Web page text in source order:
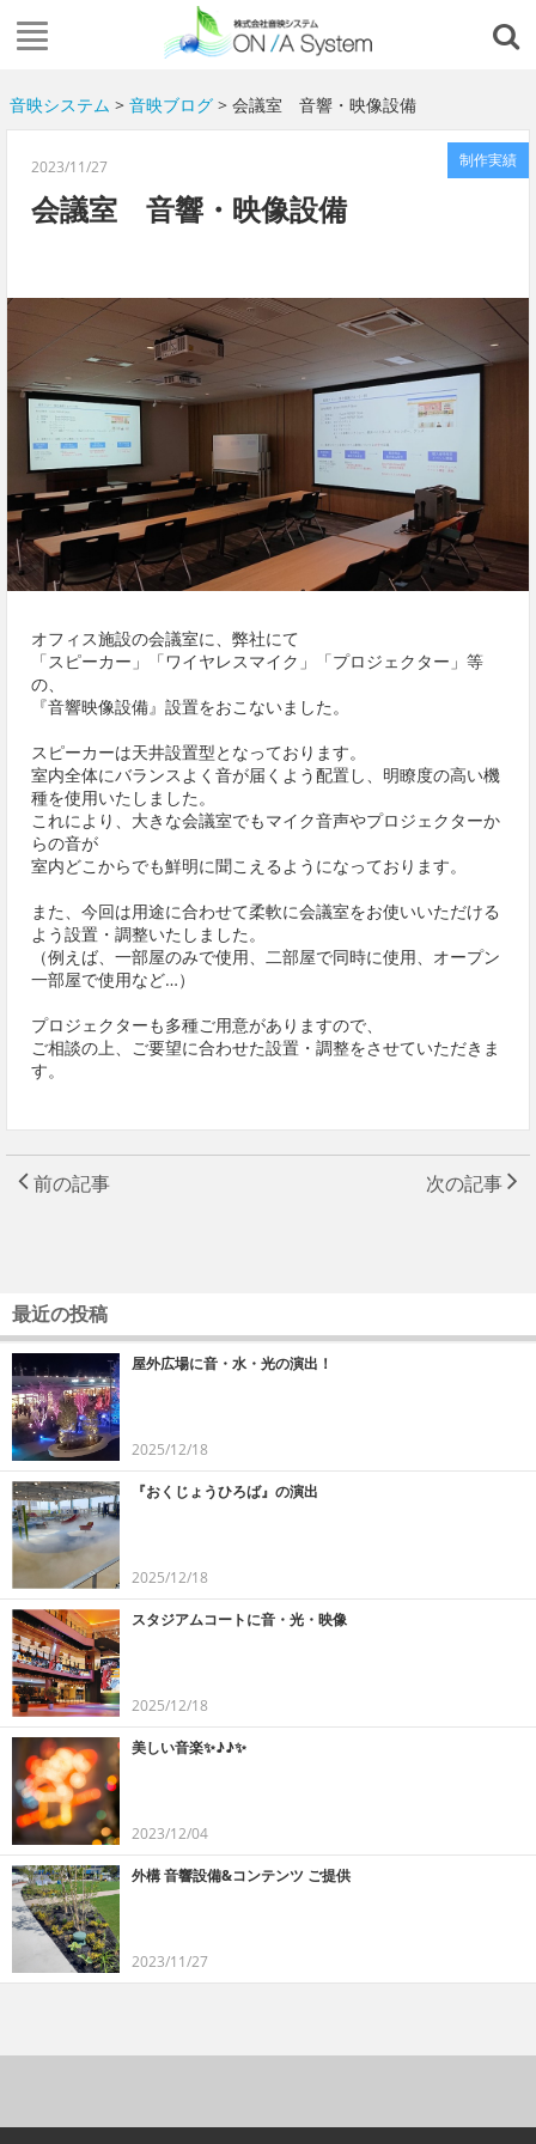
音映システム > 音映ブログ> 会議室 音響・映像設備
制作実績
2023/11/27
会議室 音響・映像設備
オフィス施設の会議室に、弊社にて
「スピーカー」「ワイヤレスマイク」「プロジェクター」等
の、
『音響映像設備』設置をおこないました。
スピーカーは天井設置型となっております。
室内全体にバランスよく音が届くよう配置し、明瞭度の高い機
種を使用いたしました。
これにより、大きな会議室でもマイク音声やプロジェクターか
らの音が
室内どこからでも鮮明に聞こえるようになっております。
また、今回は用途に合わせて柔軟に会議室をお使いいただける
よう設置・調整いたしました。
（例えば、一部屋のみで使用、二部屋で同時に使用、オープン
一部屋で使用など…）
プロジェクターも多種ご用意がありますので、
ご相談の上、ご要望に合わせた設置・調整をさせていただきま
す。
前の記事 次の記事
最近の投稿
屋外広場に音・水・光の演出！
2025/12/18
『おくじょうひろば』の演出
2025/12/18
スタジアムコートに音・光・映像
2025/12/18
美しい音楽✨♪♪✨
2023/12/04
外構 音響設備&コンテンツ ご提供
2023/11/27